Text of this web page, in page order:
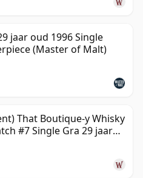
jaar oud 1996 Single
(Master of Malt)
That Boutique-y Whisky
#7 Single Gra 29 jaar